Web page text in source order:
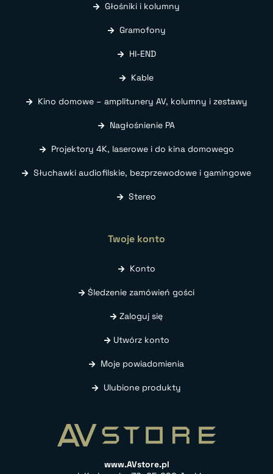
Głośniki i kolumny
Gramofony
HI-END
Kable
Kino domowe – amplitunery AV, kolumny i zestawy
Nagłośnienie PA
Projektory 4K, laserowe i do kina domowego
Słuchawki audiofilskie, bezprzewodowe i gamingowe
Stereo
Twoje konto
Konto
Śledzenie zamówień gości
Zaloguj się
Utwórz konto
Moje powiadomienia
Ulubione produkty
www.AVstore.pl